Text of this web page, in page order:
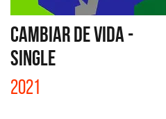
CAMBIAR DE VIDA -
SINGLE
2021